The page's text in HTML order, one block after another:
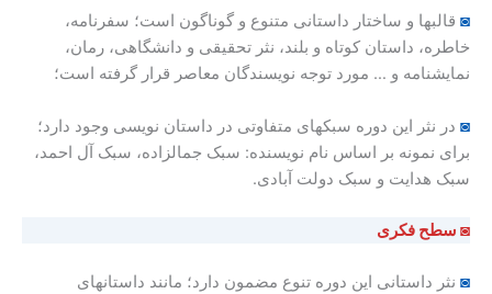
◙ قالبها و ساختار داستانی متنوع و گوناگون است؛ سفرنامه،
خاطره، داستان کوتاه و بلند، نثر تحقیقی و دانشگاهی، رمان،
نمایشنامه و … مورد توجه نویسندگان معاصر قرار گرفته است؛
◙ در نثر این دوره سبکهای متفاوتی در داستان نویسی وجود دارد؛
برای نمونه بر اساس نام نویسنده: سبک جمالزاده، سبک آل احمد،
سبک هدایت و سبک دولت آبادی.
◙ سطح فکری
◙ نثر داستانی این دوره تنوع مضمون دارد؛ مانند داستانهای